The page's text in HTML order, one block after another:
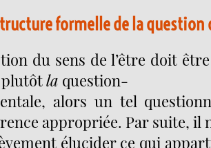
formelle de la question
du sens de l’être doit
plutôtla question-
alors un tel
appropriée. Par suite, il
élucider ce qui